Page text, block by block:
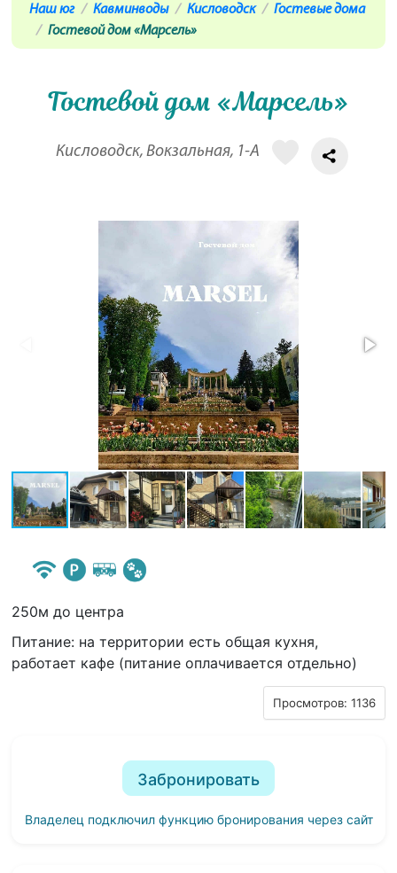
Наш юг Кавминводы Кисловодск
Гостевые дома
Гостевой дом «Марсель»
Гостевой дом «Марсель»
Кисловодск, Вокзальная, 1-А
250м до центра
Питание: на территории есть общая кухня,
работает кафе (питание оплачивается отдельно)
Просмотров: 1136
Забронировать
Владелец подключил функцию бронирования через сайт